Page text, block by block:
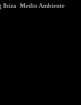
Ibiza Medio Ambiente